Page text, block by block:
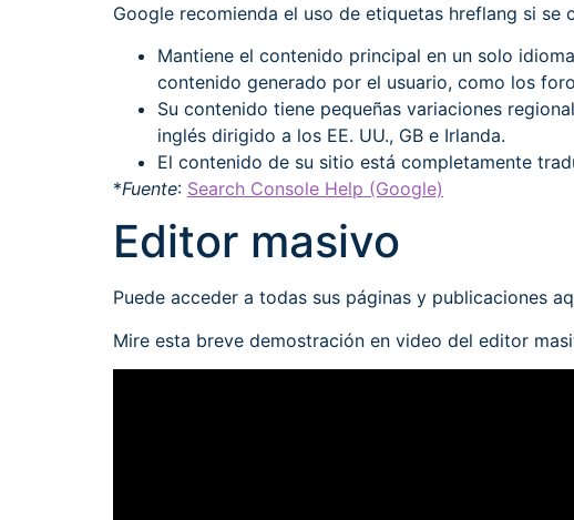
Google recomienda el uso de etiquetas hreflang si se
Mantiene el contenido principal en un solo
contenido generado por el usuario, como los
Su contenido tiene pequeñas variaciones
inglés dirigido a los EE. UU., GB e Irlanda.
El contenido de su sitio está completamente
*Fuente: Search Console Help (Google)
Editor masivo
Puede acceder a todas sus páginas y publicaciones
Mire esta breve demostración en video del editor